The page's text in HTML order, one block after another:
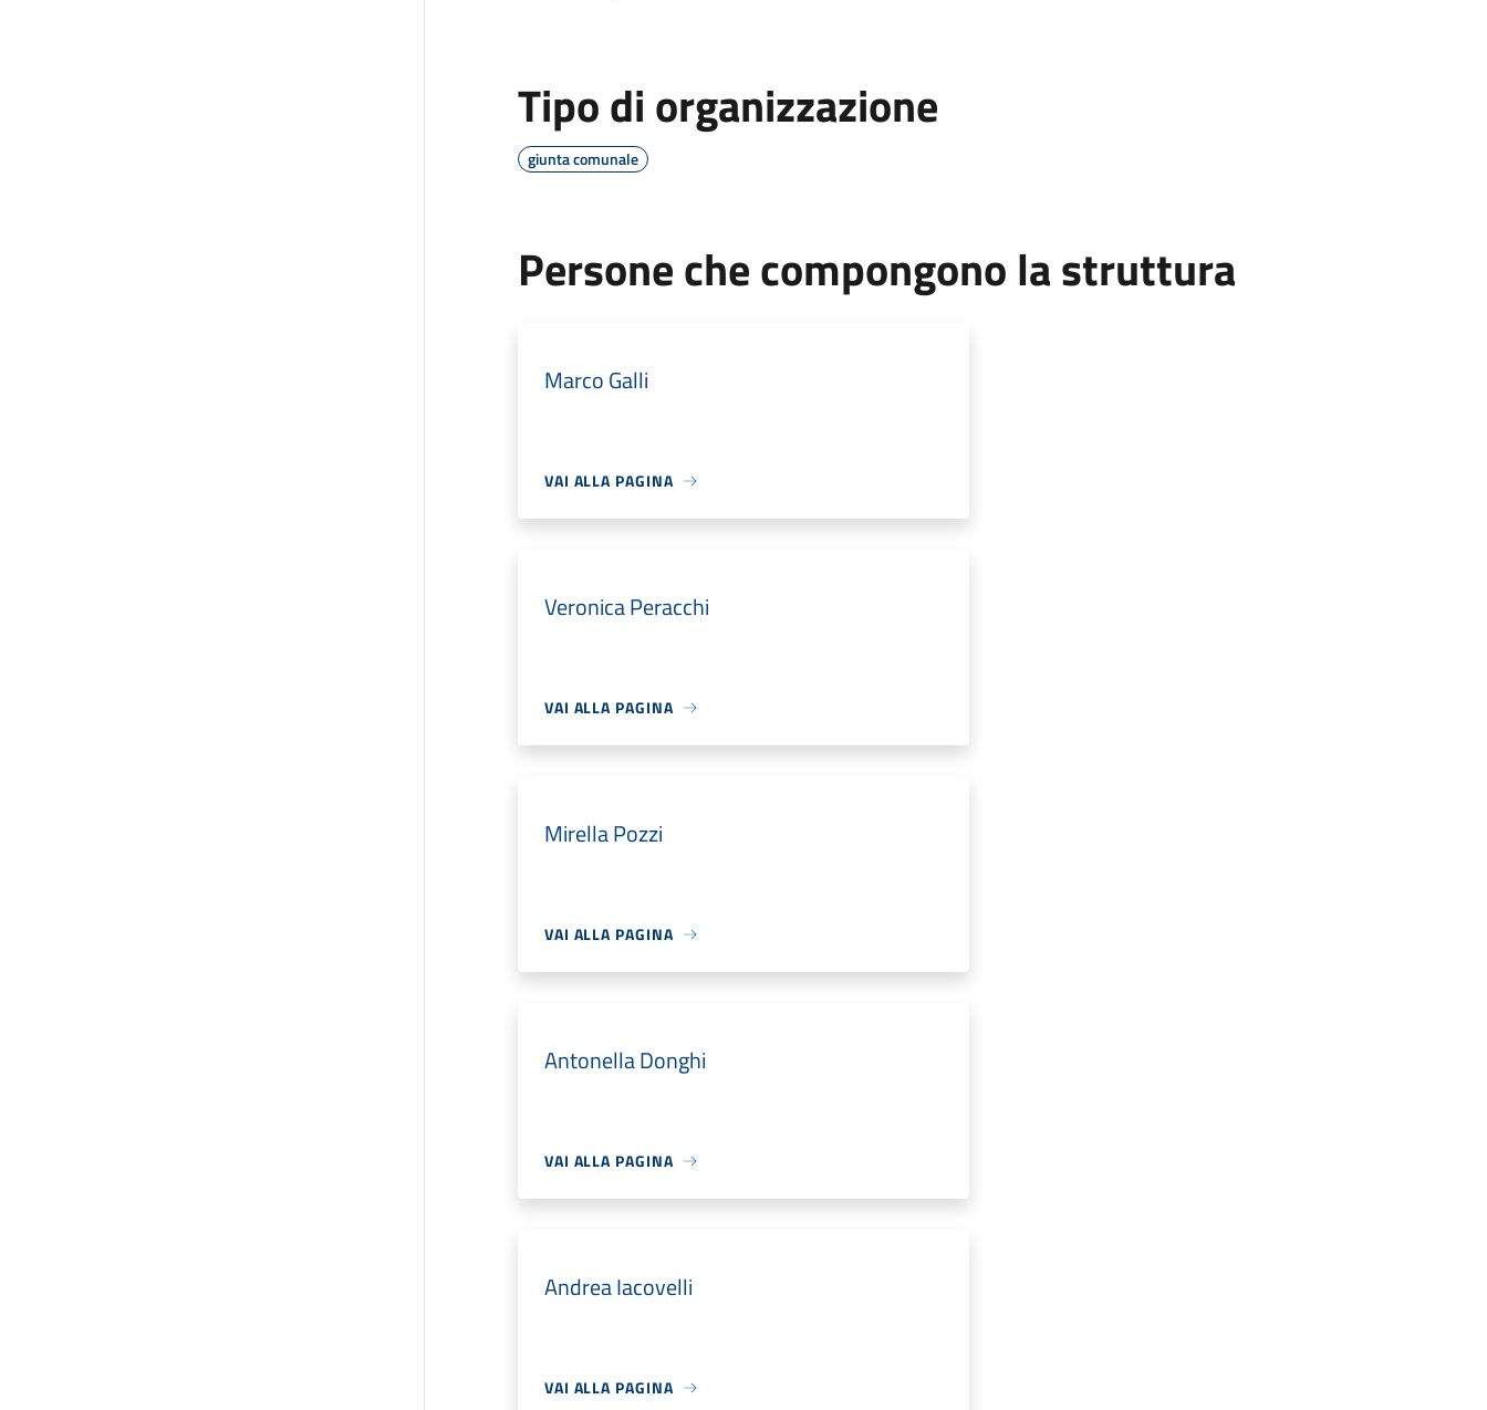
Tipo di organizzazione
giunta comunale
Persone che compongono la struttura
Marco Galli
VAI ALLA PAGINA
Veronica Peracchi
VAI ALLA PAGINA
Mirella Pozzi
VAI ALLA PAGINA
Antonella Donghi
VAI ALLA PAGINA
Andrea Iacovelli
VAI ALLA PAGINA